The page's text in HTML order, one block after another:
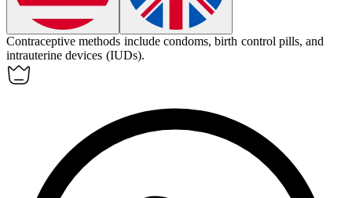
Contraceptive methods include condoms, birth control pills, and
intrauterine devices (IUDs).